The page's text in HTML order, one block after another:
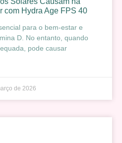
com Hydra Age FPS 40
para o bem-estar e
D. No entanto, quando
pode causar
de 2026